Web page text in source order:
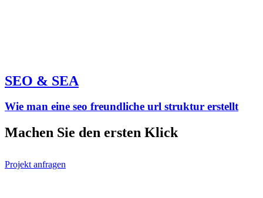
SEO & SEA
Wie man eine seo freundliche url struktur erstellt
Machen Sie den ersten Klick
Projekt anfragen